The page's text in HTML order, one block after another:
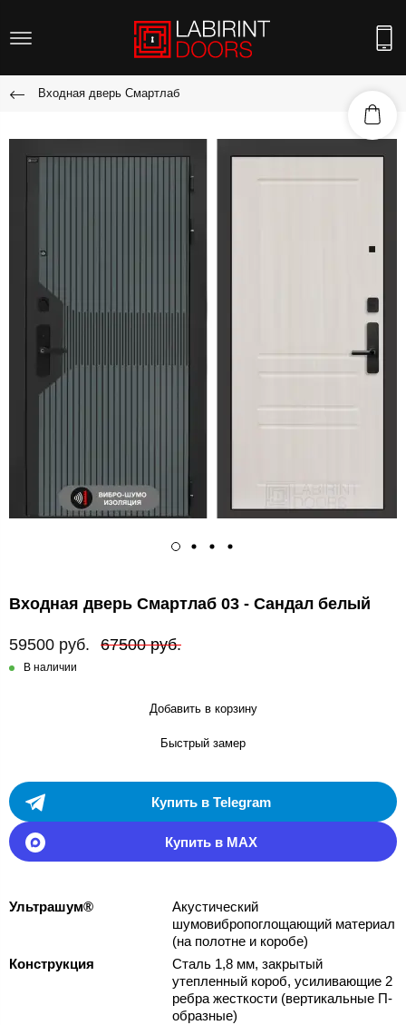
Входная дверь Смартлаб
Входная дверь Смартлаб 03 - Сандал белый
59500 руб. 67500 руб.
В наличии
Добавить в корзину
Быстрый замер
Купить в Telegram
Купить в MAX
Ультрашум®
Акустический
шумовибропоглощающий материал
(на полотне и коробе)
Конструкция
Сталь 1,8 мм, закрытый
утепленный короб, усиливающие 2
ребра жесткости (вертикальные П-
образные)